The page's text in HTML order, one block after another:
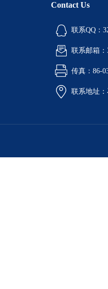
Contact Us
联系QQ：
联系邮箱：
传真：86-
联系地址